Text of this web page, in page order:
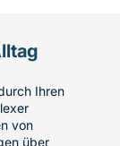
Ihren
von
über